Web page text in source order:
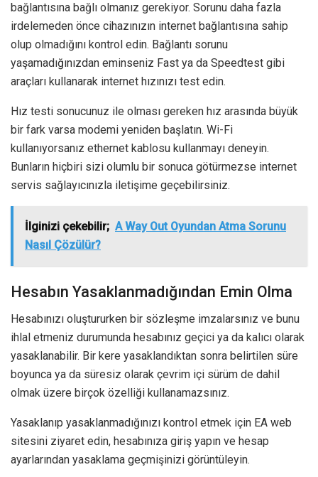
bağlantısına bağlı olmanız gerekiyor. Sorunu daha fazla
irdelemeden önce cihazınızın internet bağlantısına sahip
olup olmadığını kontrol edin. Bağlantı sorunu
yaşamadığınızdan eminseniz Fast ya da Speedtest gibi
araçları kullanarak internet hızınızı test edin.
Hız testi sonucunuz ile olması gereken hız arasında büyük
bir fark varsa modemi yeniden başlatın. Wi-Fi
kullanıyorsanız ethernet kablosu kullanmayı deneyin.
Bunların hiçbiri sizi olumlu bir sonuca götürmezse internet
servis sağlayıcınızla iletişime geçebilirsiniz.
İlginizi çekebilir; A Way Out Oyundan Atma Sorunu
Nasıl Çözülür?
Hesabın Yasaklanmadığından Emin Olma
Hesabınızı oluştururken bir sözleşme imzalarsınız ve bunu
ihlal etmeniz durumunda hesabınız geçici ya da kalıcı olarak
yasaklanabilir. Bir kere yasaklandıktan sonra belirtilen süre
boyunca ya da süresiz olarak çevrim içi sürüm de dahil
olmak üzere birçok özelliği kullanamazsınız.
Yasaklanıp yasaklanmadığınızı kontrol etmek için EA web
sitesini ziyaret edin, hesabınıza giriş yapın ve hesap
ayarlarından yasaklama geçmişinizi görüntüleyin.